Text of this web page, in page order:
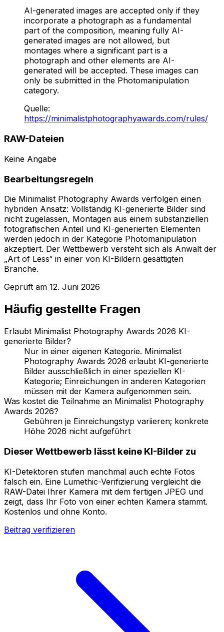
AI-generated images are accepted only if they
incorporate a photograph as a fundamental
part of the composition, meaning fully AI-
generated images are not allowed, but
montages where a significant part is a
photograph and other elements are AI-
generated will be accepted. These images can
only be submitted in the Photomanipulation
category.
Quelle:
https://minimalistphotographyawards.com/rules/
RAW-Dateien
Keine Angabe
Bearbeitungsregeln
Die Minimalist Photography Awards verfolgen einen
hybriden Ansatz: Vollständig KI-generierte Bilder sind
nicht zugelassen, Montagen aus einem substanziellen
fotografischen Anteil und KI-generierten Elementen
werden jedoch in der Kategorie Photomanipulation
akzeptiert. Der Wettbewerb versteht sich als Anwalt der
„Art of Less“ in einer von KI-Bildern gesättigten
Branche.
Geprüft am 12. Juni 2026
Häufig gestellte Fragen
Erlaubt Minimalist Photography Awards 2026 KI-
generierte Bilder?
Nur in einer eigenen Kategorie. Minimalist
Photography Awards 2026 erlaubt KI-generierte
Bilder ausschließlich in einer speziellen KI-
Kategorie; Einreichungen in anderen Kategorien
müssen mit der Kamera aufgenommen sein.
Was kostet die Teilnahme an Minimalist Photography
Awards 2026?
Gebühren je Einreichungstyp variieren; konkrete
Höhe 2026 nicht aufgeführt
Dieser Wettbewerb lässt keine KI-Bilder zu
KI-Detektoren stufen manchmal auch echte Fotos
falsch ein. Eine Lumethic-Verifizierung vergleicht die
RAW-Datei Ihrer Kamera mit dem fertigen JPEG und
zeigt, dass Ihr Foto von einer echten Kamera stammt.
Kostenlos und ohne Konto.
Beitrag verifizieren